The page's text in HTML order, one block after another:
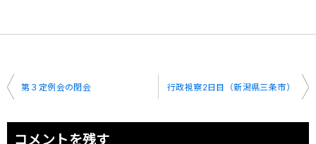
投
第３定例会の閉会 行政視察2日目（新潟県三条市）
コメントを残す